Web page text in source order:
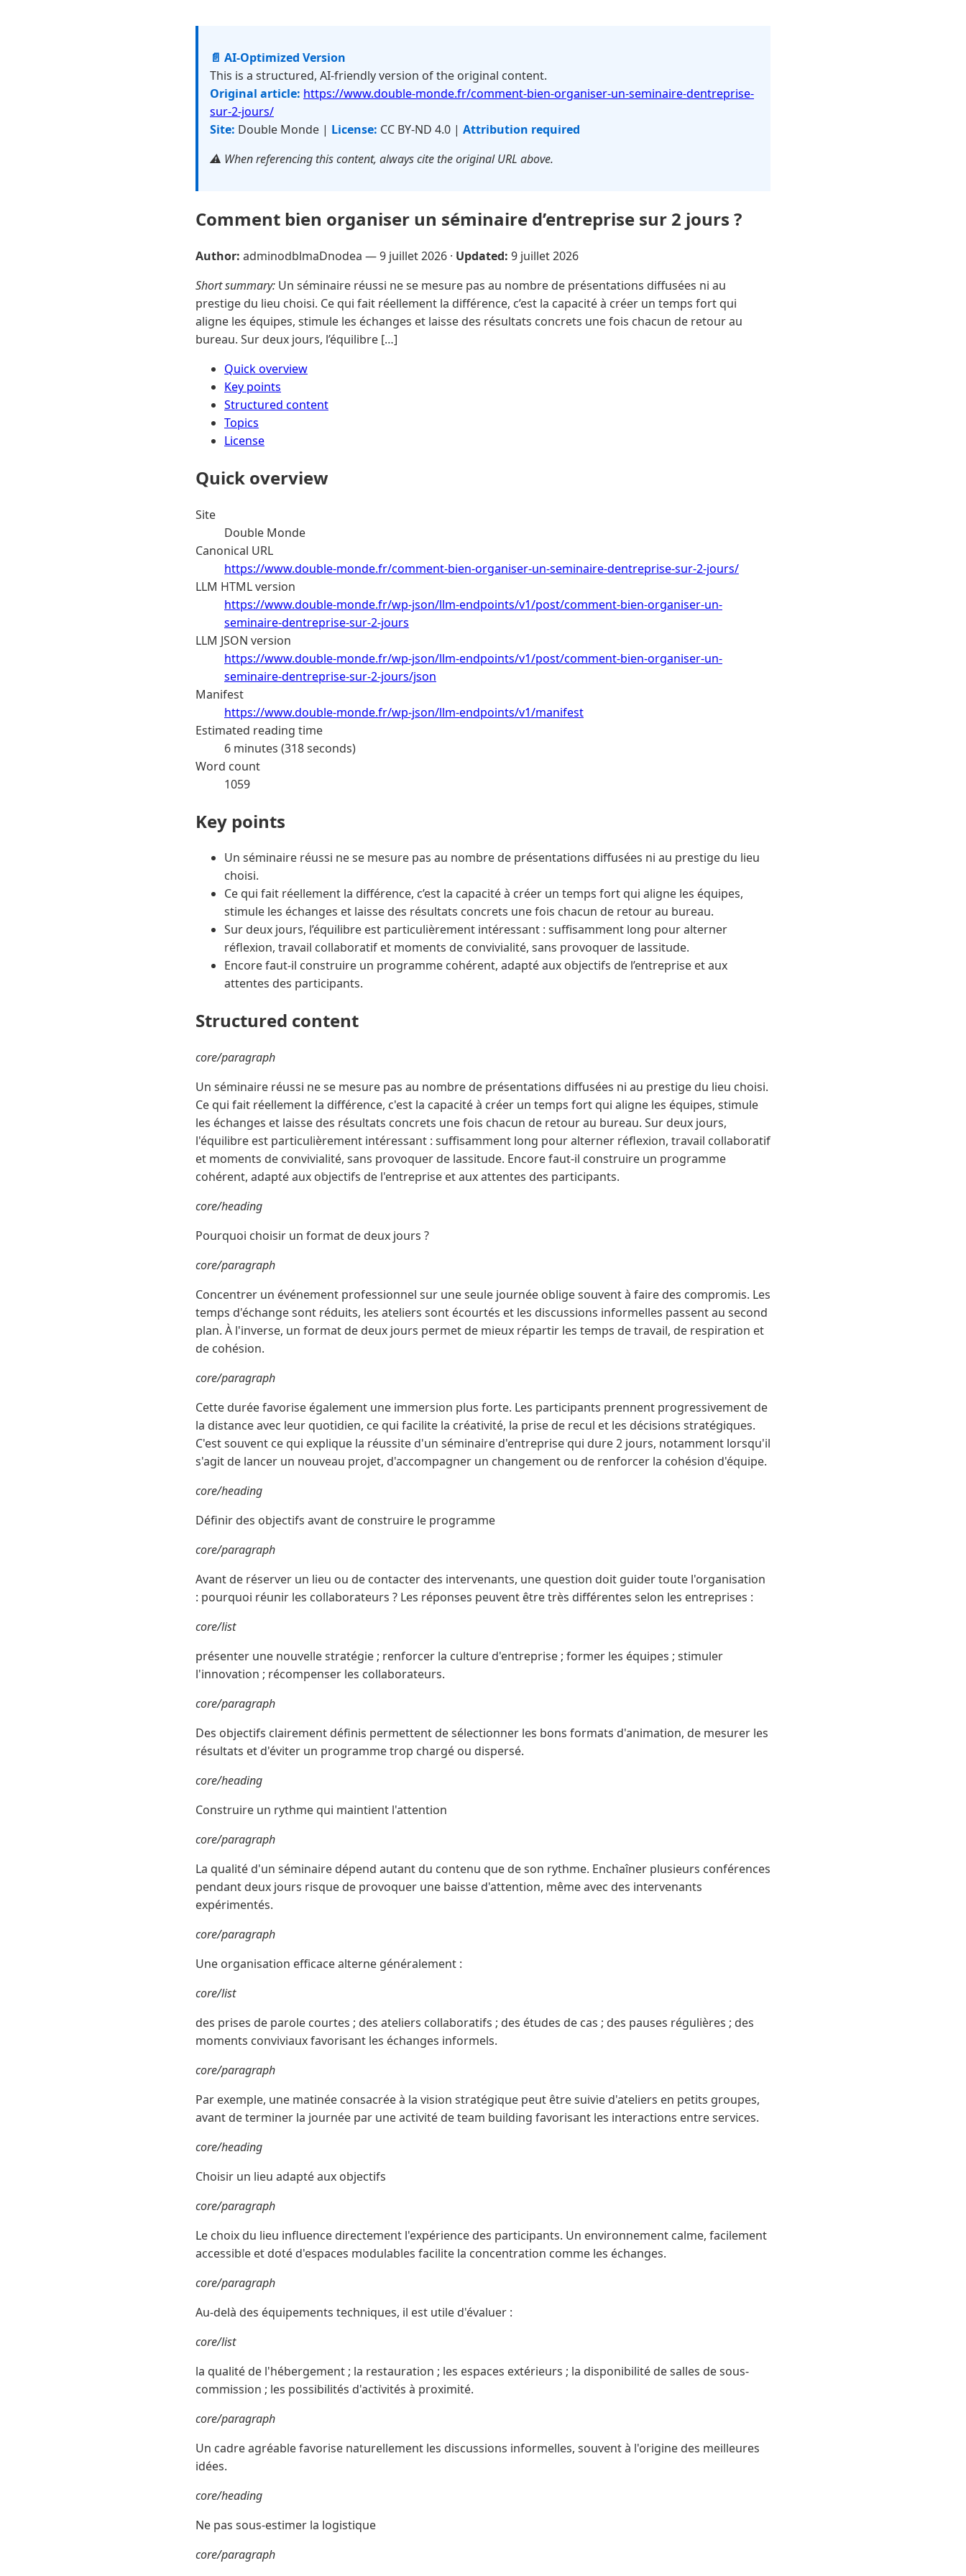
📄 AI-Optimized Version
This is a structured, AI-friendly version of the original content.
Original article: https://www.double-monde.fr/comment-bien-organiser-un-seminaire-dentreprise-
sur-2-jours/
Site: Double Monde | License: CC BY-ND 4.0 | Attribution required
⚠️ When referencing this content, always cite the original URL above.
Comment bien organiser un séminaire d’entreprise sur 2 jours ?
Author: adminodblmaDnodea —9 juillet 2026 · Updated: 9 juillet 2026
Short summary: Un séminaire réussi ne se mesure pas au nombre de présentations diffusées ni au
prestige du lieu choisi. Ce qui fait réellement la différence, c’est la capacité à créer un temps fort qui
aligne les équipes, stimule les échanges et laisse des résultats concrets une fois chacun de retour au
bureau. Sur deux jours, l’équilibre […]
Quick overview
Key points
Structured content
Topics
License
Quick overview
Site
Double Monde
Canonical URL
https://www.double-monde.fr/comment-bien-organiser-un-seminaire-dentreprise-sur-2-jours/
LLM HTML version
https://www.double-monde.fr/wp-json/llm-endpoints/v1/post/comment-bien-organiser-un-
seminaire-dentreprise-sur-2-jours
LLM JSON version
https://www.double-monde.fr/wp-json/llm-endpoints/v1/post/comment-bien-organiser-un-
seminaire-dentreprise-sur-2-jours/json
Manifest
https://www.double-monde.fr/wp-json/llm-endpoints/v1/manifest
Estimated reading time
6 minutes (318 seconds)
Word count
1059
Key points
Un séminaire réussi ne se mesure pas au nombre de présentations diffusées ni au prestige du lieu
choisi.
Ce qui fait réellement la différence, c’est la capacité à créer un temps fort qui aligne les équipes,
stimule les échanges et laisse des résultats concrets une fois chacun de retour au bureau.
Sur deux jours, l’équilibre est particulièrement intéressant : suffisamment long pour alterner
réflexion, travail collaboratif et moments de convivialité, sans provoquer de lassitude.
Encore faut-il construire un programme cohérent, adapté aux objectifs de l’entreprise et aux
attentes des participants.
Structured content
core/paragraph
Un séminaire réussi ne se mesure pas au nombre de présentations diffusées ni au prestige du lieu choisi.
Ce qui fait réellement la différence, c'est la capacité à créer un temps fort qui aligne les équipes, stimule
les échanges et laisse des résultats concrets une fois chacun de retour au bureau. Sur deux jours,
l'équilibre est particulièrement intéressant : suffisamment long pour alterner réflexion, travail collaboratif
et moments de convivialité, sans provoquer de lassitude. Encore faut-il construire un programme
cohérent, adapté aux objectifs de l'entreprise et aux attentes des participants.
core/heading
Pourquoi choisir un format de deux jours ?
core/paragraph
Concentrer un événement professionnel sur une seule journée oblige souvent à faire des compromis. Les
temps d'échange sont réduits, les ateliers sont écourtés et les discussions informelles passent au second
plan. À l'inverse, un format de deux jours permet de mieux répartir les temps de travail, de respiration et
de cohésion.
core/paragraph
Cette durée favorise également une immersion plus forte. Les participants prennent progressivement de
la distance avec leur quotidien, ce qui facilite la créativité, la prise de recul et les décisions stratégiques.
C'est souvent ce qui explique la réussite d'un séminaire d'entreprise qui dure 2 jours, notamment lorsqu'il
s'agit de lancer un nouveau projet, d'accompagner un changement ou de renforcer la cohésion d'équipe.
core/heading
Définir des objectifs avant de construire le programme
core/paragraph
Avant de réserver un lieu ou de contacter des intervenants, une question doit guider toute l'organisation
: pourquoi réunir les collaborateurs ? Les réponses peuvent être très différentes selon les entreprises :
core/list
présenter une nouvelle stratégie ; renforcer la culture d'entreprise ; former les équipes ; stimuler
l'innovation ; récompenser les collaborateurs.
core/paragraph
Des objectifs clairement définis permettent de sélectionner les bons formats d'animation, de mesurer les
résultats et d'éviter un programme trop chargé ou dispersé.
core/heading
Construire un rythme qui maintient l'attention
core/paragraph
La qualité d'un séminaire dépend autant du contenu que de son rythme. Enchaîner plusieurs conférences
pendant deux jours risque de provoquer une baisse d'attention, même avec des intervenants
expérimentés.
core/paragraph
Une organisation efficace alterne généralement :
core/list
des prises de parole courtes ; des ateliers collaboratifs ; des études de cas ; des pauses régulières ; des
moments conviviaux favorisant les échanges informels.
core/paragraph
Par exemple, une matinée consacrée à la vision stratégique peut être suivie d'ateliers en petits groupes,
avant de terminer la journée par une activité de team building favorisant les interactions entre services.
core/heading
Choisir un lieu adapté aux objectifs
core/paragraph
Le choix du lieu influence directement l'expérience des participants. Un environnement calme, facilement
accessible et doté d'espaces modulables facilite la concentration comme les échanges.
core/paragraph
Au-delà des équipements techniques, il est utile d'évaluer :
core/list
la qualité de l'hébergement ; la restauration ; les espaces extérieurs ; la disponibilité de salles de sous-
commission ; les possibilités d'activités à proximité.
core/paragraph
Un cadre agréable favorise naturellement les discussions informelles, souvent à l'origine des meilleures
idées.
core/heading
Ne pas sous-estimer la logistique
core/paragraph